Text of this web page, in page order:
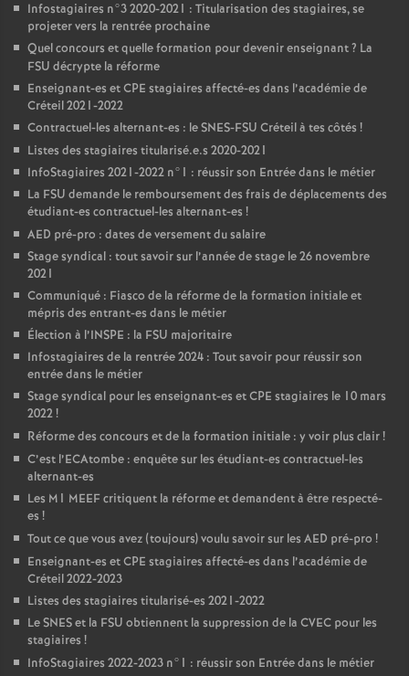
Infostagiaires n°3 2020-2021 : Titularisation des stagiaires, se
projeter vers la rentrée prochaine
Quel concours et quelle formation pour devenir enseignant? La
FSU décrypte la réforme
Enseignant-es etCPE stagiaires affecté-es dans l’académie de
Créteil 2021-2022
Contractuel-les alternant-es : leSNES-FSU Créteil à tes côtés !
Listes des stagiaires titularisé.e.s 2020-2021
InfoStagiaires 2021-2022 n°1 : réussir son Entrée dans le métier
La FSU demande le remboursement des frais de déplacements des
étudiant-es contractuel-les alternant-es !
AED pré-pro : dates de versement du salaire
Stage syndical : tout savoir sur l’année de stage le 26 novembre
2021
Communiqué : Fiasco de la réforme de la formation initiale et
mépris des entrant-es dans le métier
Élection à l’INSPE : la FSU majoritaire
Infostagiaires de la rentrée 2024 : Tout savoir pour réussir son
entrée dans le métier
Stage syndical pour les enseignant-es etCPE stagiaires le 10 mars
2022!
Réforme des concours et de la formation initiale : y voir plus clair!
C’est l’ECAtombe : enquête sur les étudiant-es contractuel-les
alternant-es
Les M1 MEEFcritiquent la réforme et demandent à être respecté-
es !
Tout ce que vous avez (toujours) voulu savoir sur les AED pré-pro !
Enseignant-es etCPE stagiaires affecté-es dans l’académie de
Créteil 2022-2023
Listes des stagiaires titularisé-es 2021-2022
LeSNESet la FSU obtiennent la suppression de la CVEC pour les
stagiaires !
InfoStagiaires 2022-2023 n°1 : réussir son Entrée dans le métier